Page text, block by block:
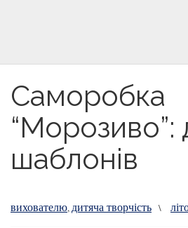
Саморобка
“Морозиво”:
шаблонів
вихователю, дитяча творчість \